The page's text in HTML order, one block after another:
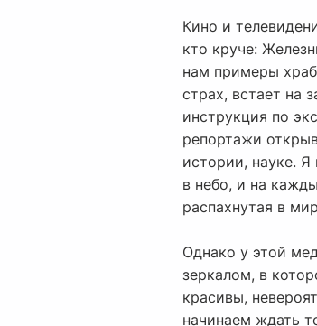
Кино и
кто круче:
нам примеры
страх, встает на
инструкция по
репортажи
истории, науке.
в небо, и на
распахнутая в
Однако у этой
зеркалом, в
красивы,
начинаем ждать